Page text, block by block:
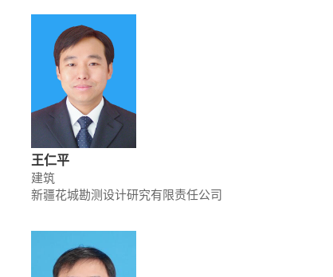
王仁平
建筑
新疆花城勘测设计研究有限责任公司